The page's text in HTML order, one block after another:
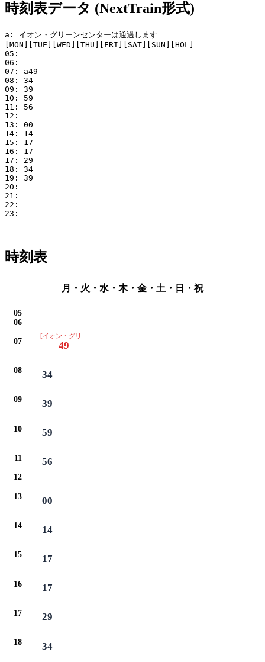
時刻表データ (NextTrain形式)
a: イオン・グリーンセンターは通過します
[MON][TUE][WED][THU][FRI][SAT][SUN][HOL]
05:
06:
07: a49
08: 34
09: 39
10: 59
11: 56
12:
13: 00
14: 14
15: 17
16: 17
17: 29
18: 34
19: 39
20:
21:
22:
23:
時刻表
月・火・水・木・金・土・日・祝
05
06
07
[イオン・グリーンセンターは通過します]
49
08 34
09 39
10 59
11 56
12
13 00
14 14
15 17
16 17
17 29
18 34